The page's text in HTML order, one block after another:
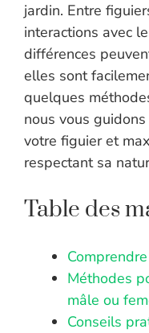
jardin. Entre
interactions avec
différences
elles sont
quelques
nous vous
votre figuier et
respectant sa
Table des
Méthodes
mâle ou
Conseils